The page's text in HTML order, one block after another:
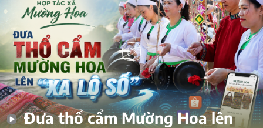
Đưa thổ cẩm Mường Hoa lên